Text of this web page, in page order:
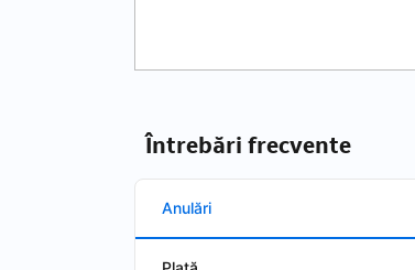
Întrebări frecvente
Anulări